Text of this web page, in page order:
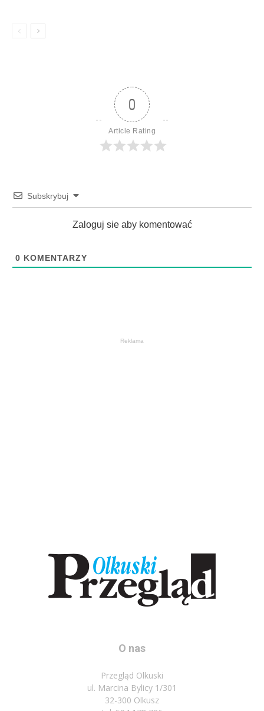
0
Article Rating
Subskrybuj
Zaloguj sie aby komentować
0 KOMENTARZY
Reklama
O nas
Przegląd Olkuski
ul. Marcina Bylicy 1/301
32-300 Olkusz